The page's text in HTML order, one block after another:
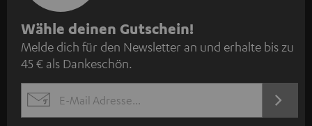
N
e
w
s
Wähle deinen Gutschein!
Melde dich für den Newsletter an und erhalte bis zu
45 € als Dankeschön.
EMAIL
JETZT